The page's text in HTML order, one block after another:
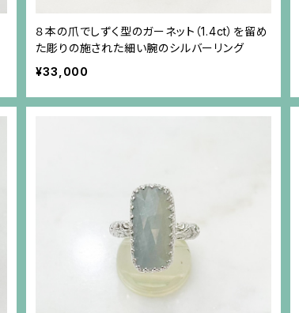
８本の爪でしずく型のガーネット（1.4ct）を留め
た彫りの施された細い腕のシルバーリング
¥33,000